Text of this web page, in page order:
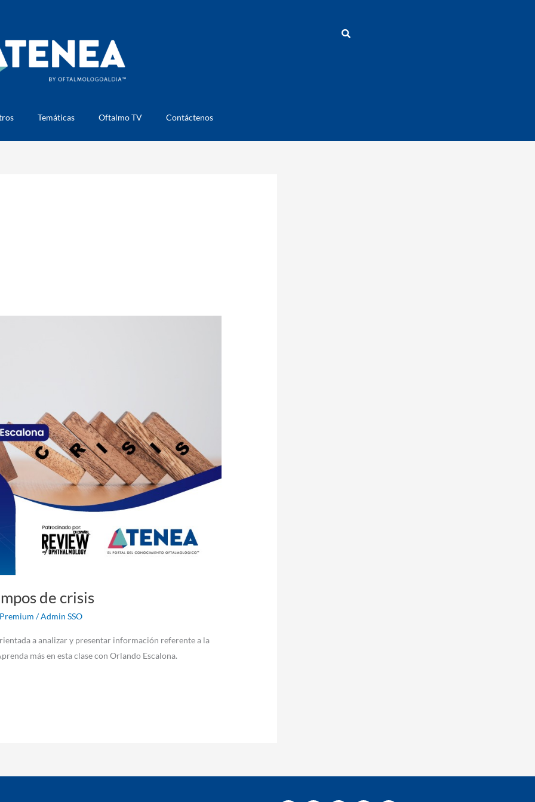
Temáticas Oftalmo TV Contáctenos
de crisis
Premium /Admin SSO
a analizar y presentar información referente a la
más en esta clase con Orlando Escalona.